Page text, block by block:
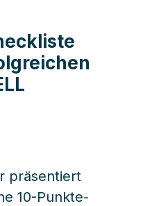
präsentiert
10-Punkte-